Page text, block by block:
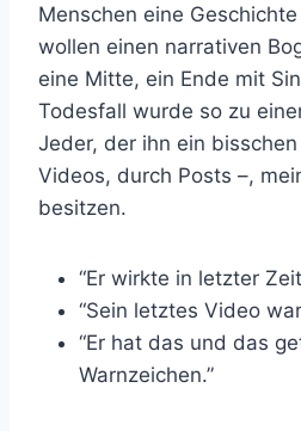
Menschen eine
wollen einen narrativen
eine Mitte, ein Ende mit
Todesfall wurde so zu
Jeder, der ihn ein
Videos, durch Posts –,
besitzen.
“Er wirkte in letzter
“Sein letztes Video
“Er hat das und das
Warnzeichen.”